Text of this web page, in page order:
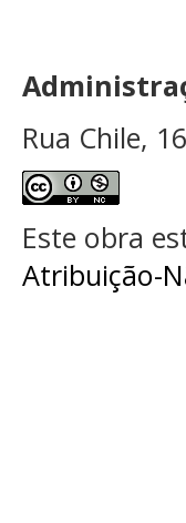
Rua Chile,
Este obra
Atribuição-